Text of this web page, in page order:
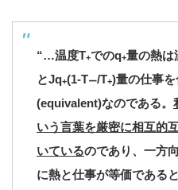
“…温度T+でのq+量の熱は
とJq+(1-Tー/T+)量の仕事
(equivalent)なのである。
いう言葉を厳密に相互的
いているのであり、一方
に熱と仕事が等価である